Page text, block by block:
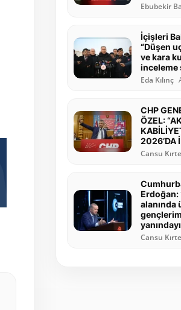
Ebubekir
İçişleri
“Düşen
ve kara
inceleme
Eda Kılınç
CHP
ÖZEL:
2026’DA
Cansu
Erdoğan:
alanında
Cansu